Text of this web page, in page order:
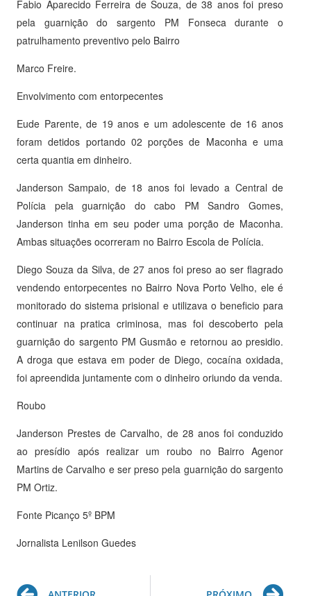
Fabio Aparecido Ferreira de Souza, de 38 anos foi preso
pela guarnição do sargento PM Fonseca durante o
patrulhamento preventivo pelo Bairro
Marco Freire.
Envolvimento com entorpecentes
Eude Parente, de 19 anos e um adolescente de 16 anos
foram detidos portando 02 porções de Maconha e uma
certa quantia em dinheiro.
Janderson Sampaio, de 18 anos foi levado a Central de
Polícia pela guarnição do cabo PM Sandro Gomes,
Janderson tinha em seu poder uma porção de Maconha.
Ambas situações ocorreram no Bairro Escola de Polícia.
Diego Souza da Silva, de 27 anos foi preso ao ser flagrado
vendendo entorpecentes no Bairro Nova Porto Velho, ele é
monitorado do sistema prisional e utilizava o beneficio para
continuar na pratica criminosa, mas foi descoberto pela
guarnição do sargento PM Gusmão e retornou ao presidio.
A droga que estava em poder de Diego, cocaína oxidada,
foi apreendida juntamente com o dinheiro oriundo da venda.
Roubo
Janderson Prestes de Carvalho, de 28 anos foi conduzido
ao presídio após realizar um roubo no Bairro Agenor
Martins de Carvalho e ser preso pela guarnição do sargento
PM Ortiz.
Fonte Picanço 5º BPM
Jornalista Lenilson Guedes